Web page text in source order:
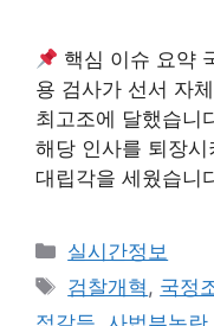
핵심 이슈 요약
용 검사가 선서 자
최고조에 달했습니
해당 인사를 퇴장
대립각을 세웠습니
Categories
실시간정보
Tags
검찰개혁, 국정